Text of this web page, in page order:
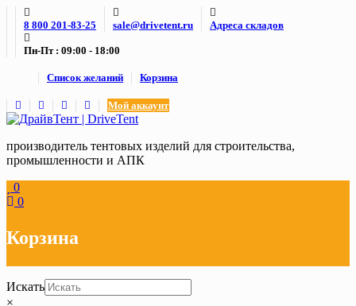
Skip
content
8 800 201-83-25 sale@drivetent.ru Адреса складов
Пн-Пт : 09:00 - 18:00
Список желаний Корзина
Мой аккаунт
производитель тентовых изделий для строительства,
промышленности и АПК
0
0
Корзина
Искать
×